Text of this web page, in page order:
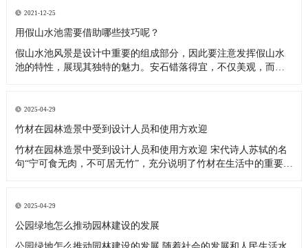
展。那么现代城市园林景观工程过程中的关键点是什么呢？ 园林
景观工程 一、
2021-12-25
用假山水池需要借助哪些技巧呢？
假山水池风景是设计中重要的组成部分，因此要注意发挥假山水
池的特性，展现其独特的魅力。安石错落得宜，不仅美观，而且
植花木，以增加生气和弥补没有水池的缺点，还要注意花木的大
小、高低宜有层次，
2025-04-29
竹材在园林造景中受到设计人员和使用方欢迎
竹材在园林造景中受到设计人员和使用方欢迎 宋代诗人苏轼的名
句“宁可食无肉，不可居无竹”，充分说明了竹材在生活中的重要地
优越的实用性，受到设计人员和使用方的欢迎。 “上海世博会上，
印度、越
2025-04-29
公园绿地怎么推动园林建设的发展